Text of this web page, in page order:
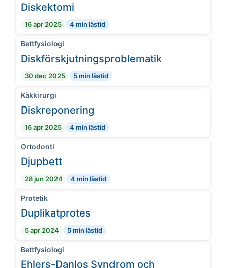
Diskektomi
16 apr 2025 4 min lästid
Bettfysiologi
Diskförskjutningsproblematik
30 dec 2025 5 min lästid
Käkkirurgi
Diskreponering
16 apr 2025 4 min lästid
Ortodonti
Djupbett
28 jun 2024 4 min lästid
Protetik
Duplikatprotes
5 apr 2024 5 min lästid
Bettfysiologi
Ehlers-Danlos Syndrom och